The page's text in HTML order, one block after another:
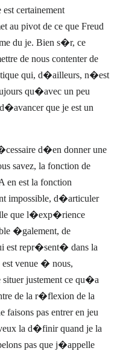
certainement
au pivot de ce que Freud
du je. Bien s�r, ce
de nous contenter de
qui, d�ailleurs, n�est
qu�avec un peu
que je est un
d�en donner une
savez, la fonction de
est la fonction
impossible, d�articuler
que l�exp�rience
�galement, de
est repr�sent� dans la
venue � nous,
justement ce qu�a
de la r�flexion de la
faisons pas entrer en jeu
la d�finir quand je la
pas que j�appelle